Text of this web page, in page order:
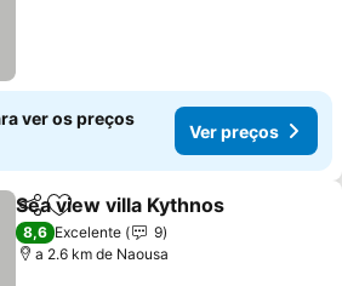
ver os preços
Ver preços
PartilharAdicionar aos favoritos
Sea view villa Kythnos
8,6 Excelente
9
a 2.6 km de Naousa